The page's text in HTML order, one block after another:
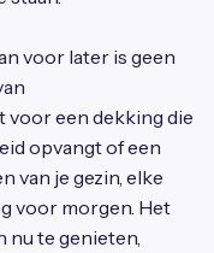
voor later is geen
voor een dekking die
opvangt of een
van je gezin, elke
voor morgen. Het
nu te genieten,